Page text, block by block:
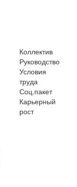
Коллектив
Руководство
Условия
труда
Соц.пакет
Карьерный
рост